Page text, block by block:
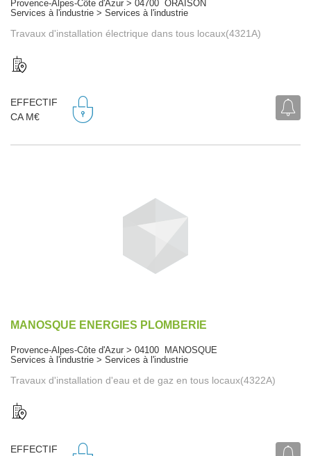
Provence-Alpes-Côte d'Azur > 04700 ORAISON
Services à l'industrie > Services à l'industrie
Travaux d'installation électrique dans tous locaux(4321A)
EFFECTIF
CA M€
MANOSQUE ENERGIES PLOMBERIE
Provence-Alpes-Côte d'Azur > 04100 MANOSQUE
Services à l'industrie > Services à l'industrie
Travaux d'installation d'eau et de gaz en tous locaux(4322A)
EFFECTIF